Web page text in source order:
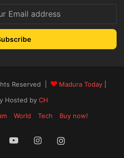
Reserved | Madura Today
Hosted by CH
World Tech Buy now!
YouTubeInstagram